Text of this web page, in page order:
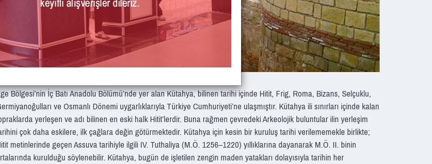
Tahmini
Varış
Kapı
No
Açıklama
14:45 15:00
14:45 CANCELLED
14:45
Bölgesi’nin İç Batı Anadolu Bölümü’nde yer alan Kütahya, bilinen tarihi içinde Hitit, Frig, Roma, Bizans, Selçuklu,
ve Osmanlı Dönemi uygarlıklarıyla Türkiye Cumhuriyeti’ne ulaşmıştır. Kütahya ili sınırları içinde kalan
yerleşen ve adı bilinen en eski halk Hitit’lerdir. Buna rağmen çevredeki Arkeolojik buluntular ilin yerleşim
çok daha eskilere, ilk çağlara değin götürmektedir. Kütahya için kesin bir kuruluş tarihi verilememekle birlikte;
metinlerinde geçen Assuva tarihiyle ilgili IV. Tuthaliya (M.Ö. 1256–1220) yıllıklarına dayanarak M.Ö. II. binin
kurulduğu söylenebilir. Kütahya, bugün de işletilen zengin maden yatakları dolayısıyla tarihin her